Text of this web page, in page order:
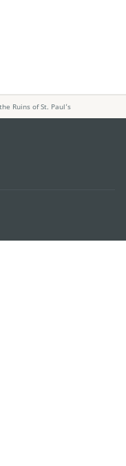
Ruins of St. Paul’s